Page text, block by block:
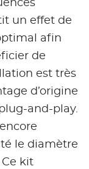
un effet de
afin
de
est très
d’origine
and-play.
le diamètre
kit